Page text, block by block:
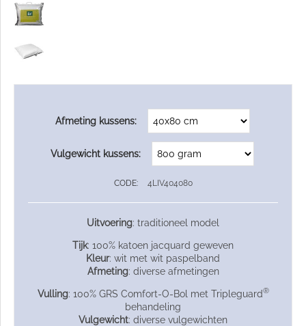
Afmeting kussens:
Vulgewicht kussens:
CODE: 4LIV404080
Uitvoering: traditioneel model
Tijk: 100% katoen jacquard geweven
Kleur: wit met wit paspelband
Afmeting: diverse afmetingen
Vulling: 100% GRS Comfort-O-Bol met Tripleguard®
behandeling
Vulgewicht: diverse vulgewichten